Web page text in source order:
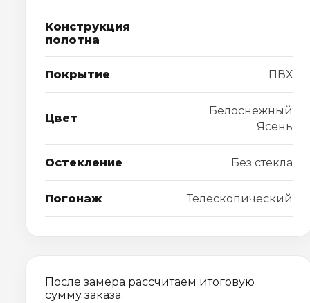
Конструкция
полотна
Покрытие ПВХ
Цвет
Белоснежный
Ясень
Остекление Без стекла
Погонаж Телескопический
После замера рассчитаем итоговую
сумму заказа.